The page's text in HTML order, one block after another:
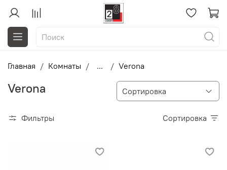
Главная Комнаты ... Verona
Verona
Фильтры Сортировка